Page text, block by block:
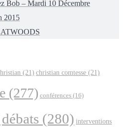
Bob – Mardi 10 Décembre
2015
(21) christian comtesse (21)
(277) conférences (16)
débats (280) interventions